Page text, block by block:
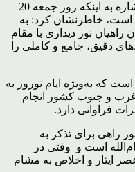
نماینده ولی‌فقیه در استان لرستان با اشاره به اینکه روز جمعه 20
است، خاطرنشان کرد: به
نور دیداری با مقام
دقیق، جامع و کاملی را
که به‌ویژه ایام نوروز به
و جنوب کشور انجام
فراوانی دارد.
راهی برای تذکر به
است و وقتی در
ایثار و اخلاص به مشام